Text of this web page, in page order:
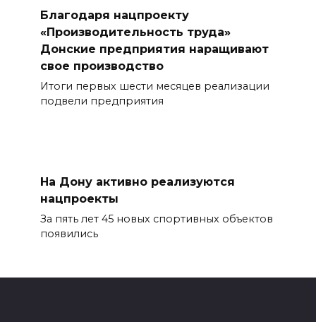
Благодаря нацпроекту
«Производительность труда»
Донские предприятия наращивают
свое производство
Итоги первых шести месяцев реализации
подвели предприятия
На Дону активно реализуются
нацпроекты
За пять лет 45 новых спортивных объектов
появились